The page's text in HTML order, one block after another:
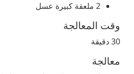
2 ملعقة كبيرة عسل
وقت المعالجة
30 دقيقة
معالجة